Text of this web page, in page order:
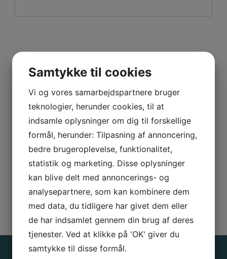
Har du brug for hjælp til at
finde det helt rigtige
solsejl?
Så er du meget velkomen til at kontakte os på tlf.:
Tlf. 9393 5656 (kl. 15-17, mandag-fredag) eller på
mailsolsejl@solsejl.dk, som vi besvarer indenfor
24 timer i hverdagen.
Prøv prisberegneren
Samtykke til cookies
Vi og vores samarbejdspartnere bruger
teknologier, herunder cookies, til at
indsamle oplysninger om dig til forskellige
formål, herunder: Tilpasning af annoncering,
bedre brugeroplevelse, funktionalitet,
statistik og marketing. Disse oplysninger
kan blive delt med annoncerings- og
analysepartnere, som kan kombinere dem
med data, du tidligere har givet dem eller
de har indsamlet gennem din brug af deres
tjenester. Ved at klikke på 'OK' giver du
samtykke til disse formål.